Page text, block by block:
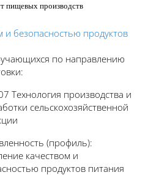
пищевых производств
и безопасностью продуктов
по направлению
Технология производства и
сельскохозяйственной
(профиль):
качеством и
продуктов питания